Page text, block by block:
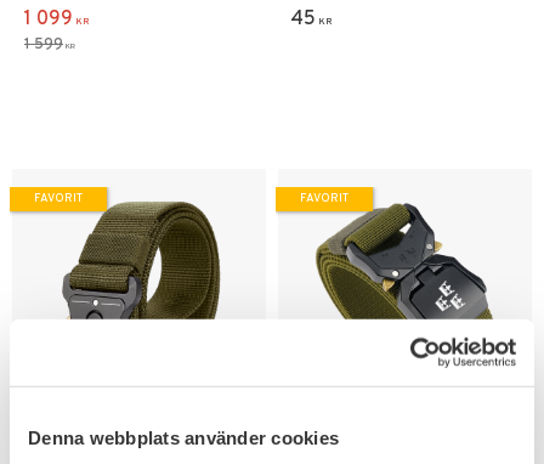
Denna webbplats använder cookies
1 099 KR
1 599 KR
45 KR
Taktiskt Militär Bälte
FAVORIT
Viper Tre Kronor
FAVORIT